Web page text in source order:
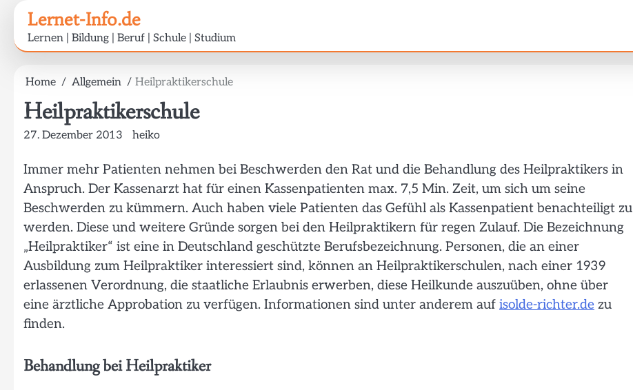
content
Lernet-Info.de
Lernen | Bildung | Beruf | Schule | Studium
Home Allgemein Heilpraktikerschule
Heilpraktikerschule
27. Dezember 2013 heiko
Immer mehr Patienten nehmen bei Beschwerden den Rat und die Behandlung des Heilpraktikers in
Anspruch. Der Kassenarzt hat für einen Kassenpatienten max. 7,5 Min. Zeit, um sich um seine
Beschwerden zu kümmern. Auch haben viele Patienten das Gefühl als Kassenpatient benachteiligt zu
werden. Diese und weitere Gründe sorgen bei den Heilpraktikern für regen Zulauf. Die Bezeichnung
„Heilpraktiker“ ist eine in Deutschland geschützte Berufsbezeichnung. Personen, die an einer
Ausbildung zum Heilpraktiker interessiert sind, können an Heilpraktikerschulen, nach einer 1939
erlassenen Verordnung, die staatliche Erlaubnis erwerben, diese Heilkunde auszuüben, ohne über
eine ärztliche Approbation zu verfügen. Informationen sind unter anderem auf isolde-richter.de zu
finden.
Behandlung bei Heilpraktiker